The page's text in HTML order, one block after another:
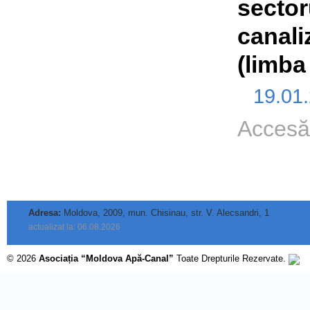
Adresa: Moldova, 2009, mun. Chisinau, str. V. Alecsandri, 1
actualizat la: 06.08.2026
© 2026 Asociația “Moldova Apă-Canal” Toate Drepturile Rezervate.